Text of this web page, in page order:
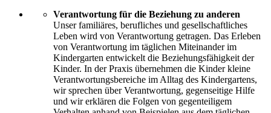
Verantwortung für die Beziehung zu anderen
Unser familiäres, berufliches und gesellschaftliches
Leben wird von Verantwortung getragen. Das Erleben
von Verantwortung im täglichen Miteinander im
Kindergarten entwickelt die Beziehungsfähigkeit der
Kinder. In der Praxis übernehmen die Kinder kleine
Verantwortungsbereiche im Alltag des Kindergartens,
wir sprechen über Verantwortung, gegenseitige Hilfe
und wir erklären die Folgen von gegenteiligem